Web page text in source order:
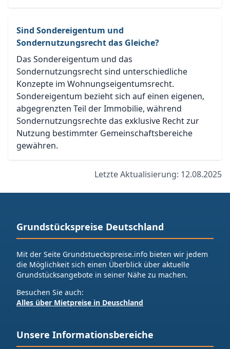
Sind Sondereigentum und
Sondernutzungsrecht das Gleiche?
Das Sondereigentum und das
Sondernutzungsrecht sind unterschiedliche
Konzepte im Wohnungseigentumsrecht.
Sondereigentum bezieht sich auf einen eigenen,
abgegrenzten Teil der Immobilie, während
Sondernutzungsrechte das exklusive Recht zur
Nutzung bestimmter Gemeinschaftsbereiche
gewähren.
Letzte Aktualisierung: 12.08.2025
Grundstückspreise Deutschland
Mit der Seite Grundstueckspreise.info bieten wir jedem
die Möglichkeit sich einen Überblick über aktuelle
Grundstücksangebote in seiner Nähe zu machen.
Besuchen Sie auch:
Alles über Mietpreise in Deuschland
Unsere Informationsbereiche